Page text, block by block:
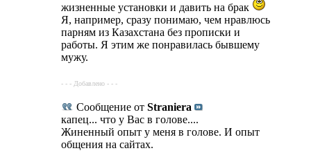
жизненные установки и давить на брак
Я, например, сразу понимаю, чем нравлюсь
парням из Казахстана без прописки и
работы. Я этим же понравилась бывшему
мужу.
- - - Добавлено - - -
Сообщение от Straniera
капец... что у Вас в голове....
Жиненный опыт у меня в голове. И опыт
общения на сайтах.